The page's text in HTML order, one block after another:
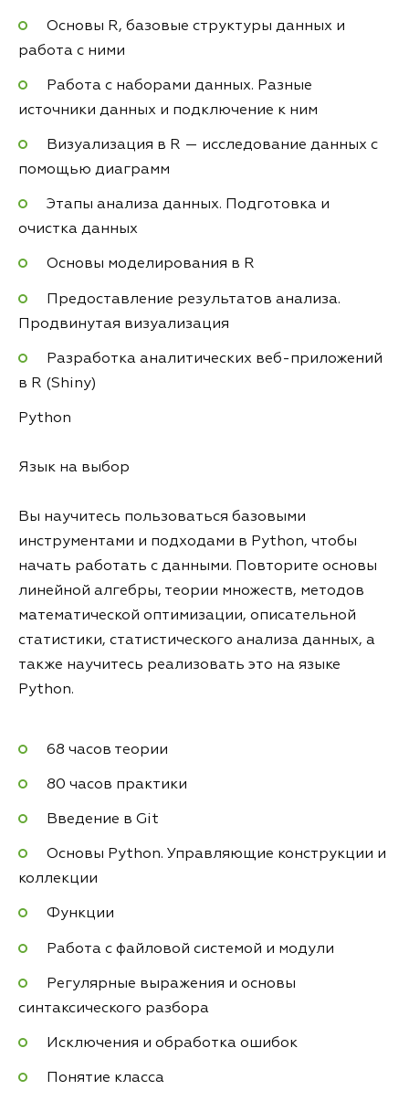
Основы R, базовые структуры данных и
работа с ними
Работа с наборами данных. Разные
источники данных и подключение к ним
Визуализация в R — исследование данных с
помощью диаграмм
Этапы анализа данных. Подготовка и
очистка данных
Основы моделирования в R
Предоставление результатов анализа.
Продвинутая визуализация
Разработка аналитических веб-приложений
в R (Shiny)
Python
Язык на выбор
Вы научитесь пользоваться базовыми
инструментами и подходами в Python, чтобы
начать работать с данными. Повторите основы
линейной алгебры, теории множеств, методов
математической оптимизации, описательной
статистики, статистического анализа данных, а
также научитесь реализовать это на языке
Python.
68 часов теории
80 часов практики
Введение в Git
Основы Python. Управляющие конструкции и
коллекции
Функции
Работа с файловой системой и модули
Регулярные выражения и основы
синтаксического разбора
Исключения и обработка ошибок
Понятие класса